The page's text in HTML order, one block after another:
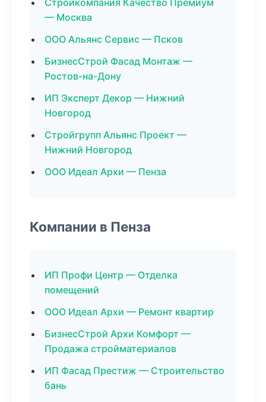
Стройкомпания Качество Премиум
— Москва
ООО Альянс Сервис — Псков
БизнесСтрой Фасад Монтаж —
Ростов-на-Дону
ИП Эксперт Декор — Нижний
Новгород
Стройгрупп Альянс Проект —
Нижний Новгород
ООО Идеал Архи — Пенза
Компании в Пенза
ИП Профи Центр — Отделка
помещений
ООО Идеал Архи — Ремонт квартир
БизнесСтрой Архи Комфорт —
Продажа стройматериалов
ИП Фасад Престиж — Строительство
бань